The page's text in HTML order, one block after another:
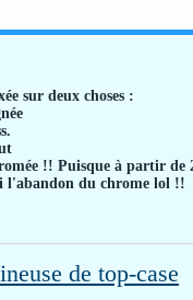
sur deux choses :
!! Puisque à partir de
l'abandon du chrome lol !!
de top-case